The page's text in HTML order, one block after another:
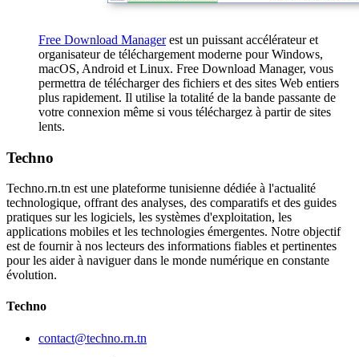
Free Download Managerest un puissant accélérateur et
organisateur de téléchargement moderne pour Windows,
macOS, Android et Linux. Free Download Manager, vous
permettra de télécharger des fichiers et des sites Web entiers
plus rapidement. Il utilise la totalité de la bande passante de
votre connexion même si vous téléchargez à partir de sites
lents.
Techno
Techno.rn.tn est une plateforme tunisienne dédiée à l'actualité
technologique, offrant des analyses, des comparatifs et des guides
pratiques sur les logiciels, les systèmes d'exploitation, les
applications mobiles et les technologies émergentes. Notre objectif
est de fournir à nos lecteurs des informations fiables et pertinentes
pour les aider à naviguer dans le monde numérique en constante
évolution.
Techno
contact@techno.rn.tn